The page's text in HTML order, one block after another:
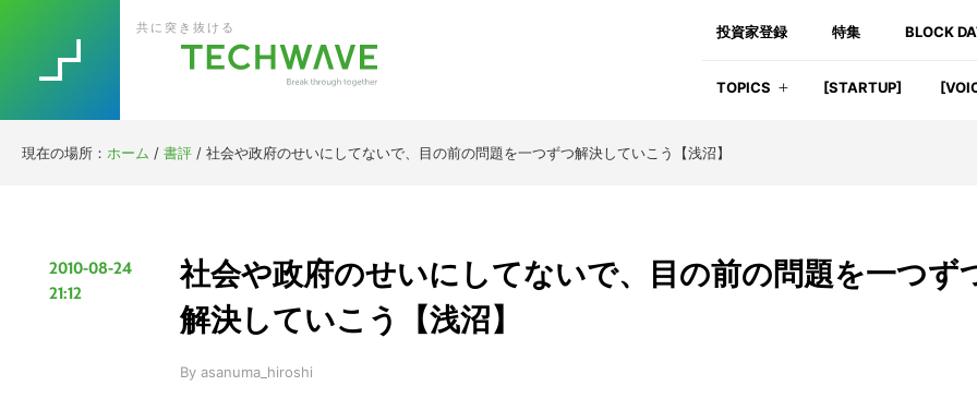
to
primary
to
main
to
primary
to
footer
投資家登録 特集 BLOCK
共に突き抜ける
TOPICS [STARTUP]
現在の場所： ホーム / 書評 / 社会や政府のせいにしてないで、目の前の問題を一つずつ解決していこう【浅沼】
2010-08-24
21:12
社会や政府のせいにしてないで、目の前の問題を一つず
解決していこう【浅沼】
By asanuma_hiroshi